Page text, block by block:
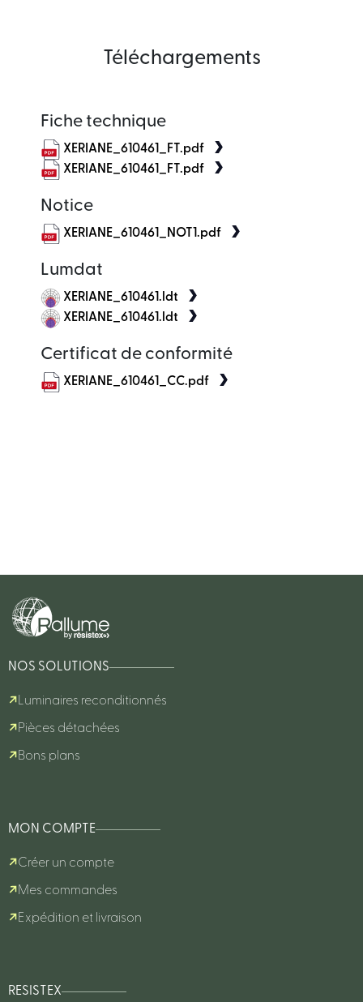
Téléchargements
Fiche technique
XERIANE_610461_FT.pdf
XERIANE_610461_FT.pdf
Notice
XERIANE_610461_NOT1.pdf
Lumdat
XERIANE_610461.ldt
XERIANE_610461.ldt
Certificat de conformité
XERIANE_610461_CC.pdf
NOS SOLUTIONS
Luminaires reconditionnés
Pièces détachées
Bons plans
MON COMPTE
Créer un compte
Mes commandes
Expédition et livraison
RESISTEX